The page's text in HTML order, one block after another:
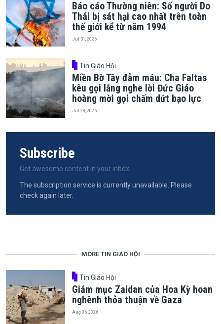
Báo cáo Thường niên: Số người Do
Thái bị sát hại cao nhất trên toàn
thế giới kể từ năm 1994
Jul 31, 2026
Tin Giáo Hội
Miền Bờ Tây đẫm máu: Cha Faltas
kêu gọi lắng nghe lời Đức Giáo
hoàng mời gọi chấm dứt bạo lực
Jul 28, 2026
Subscribe
Get awesome content in your inbox.
The subscription service is currently unavailable. Please
check again later.
MORE TIN GIÁO HỘI
Tin Giáo Hội
Giám mục Zaidan của Hoa Kỳ hoan
nghênh thỏa thuận về Gaza
Aug 06, 2026